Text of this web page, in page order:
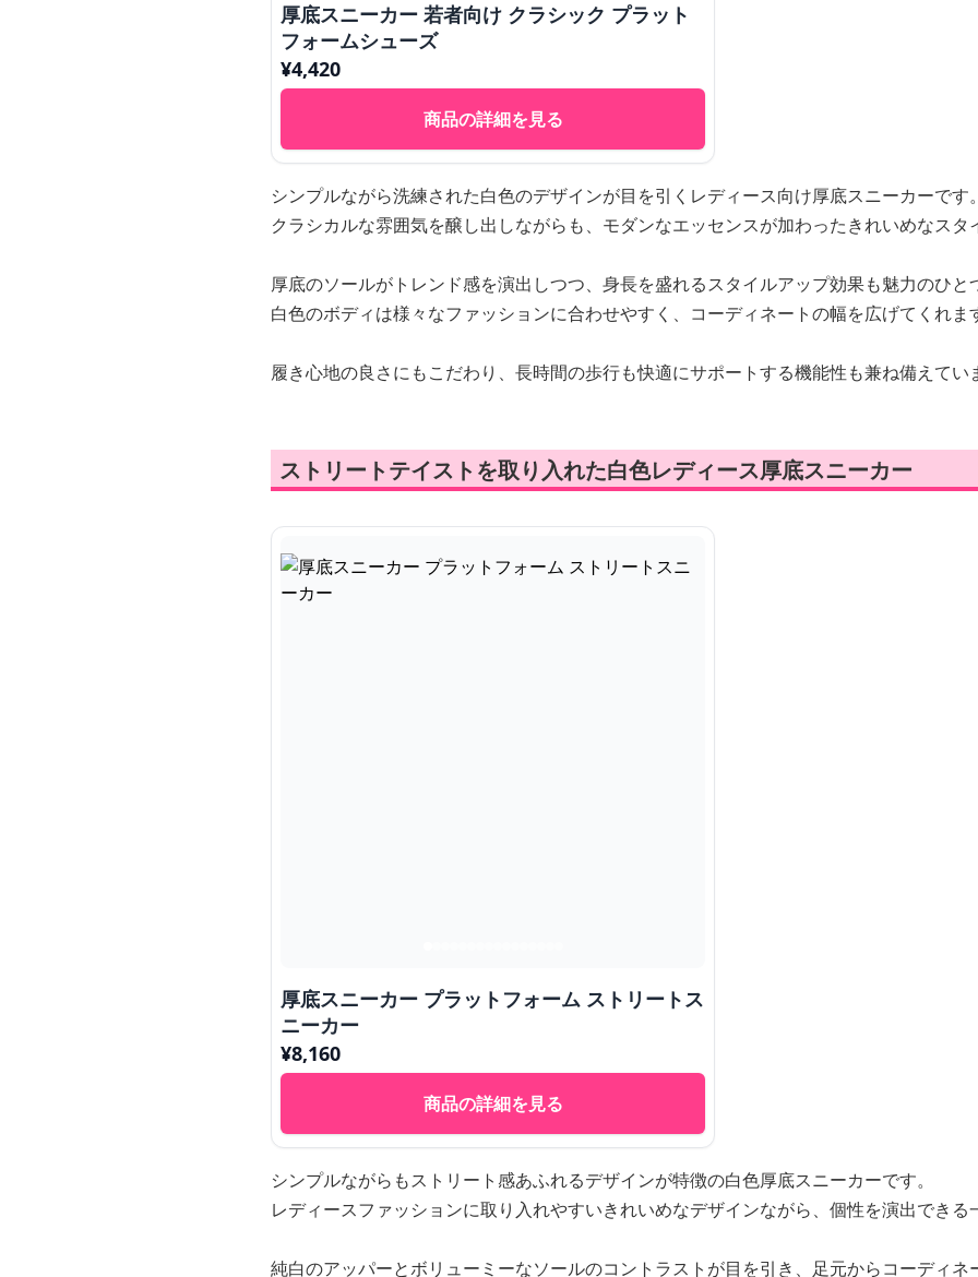
厚底スニーカー 若者向け クラシック プラット
フォームシューズ
¥4,420
商品の詳細を見る
シンプルながら洗練された白色のデザインが目を引くレディース向け厚底スニーカーです。
クラシカルな雰囲気を醸し出しながらも、モダンなエッセンスが加わったきれいめなスタ
厚底のソールがトレンド感を演出しつつ、身長を盛れるスタイルアップ効果も魅力のひと
白色のボディは様々なファッションに合わせやすく、コーディネートの幅を広げてくれま
履き心地の良さにもこだわり、長時間の歩行も快適にサポートする機能性も兼ね備えてい
ストリートテイストを取り入れた白色レディース厚底スニーカー
厚底スニーカー プラットフォーム ストリートス
ニーカー
¥8,160
商品の詳細を見る
シンプルながらもストリート感あふれるデザインが特徴の白色厚底スニーカーです。
レディースファッションに取り入れやすいきれいめなデザインながら、個性を演出できる
純白のアッパーとボリューミーなソールのコントラストが目を引き、足元からコーディネ